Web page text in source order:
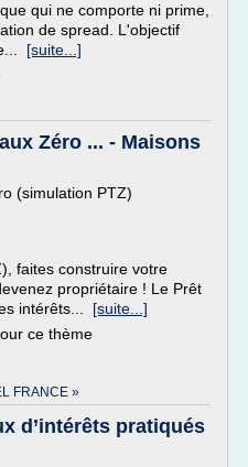
qui ne comporte ni prime,
de spread. L'objectif
[suite...]
Zéro ... - Maisons
(simulation PTZ)
faites construire votre
propriétaire ! Le Prêt
intérêts... [suite...]
ce thème
FRANCE »
d’intérêts pratiqués